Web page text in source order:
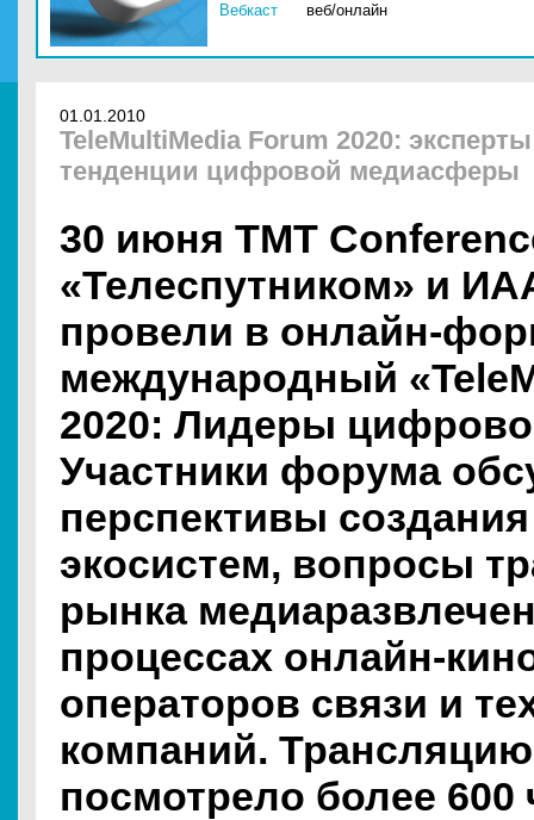
Вебкаст веб/онлайн
01.01.2010
TeleMultiMedia Forum 2020:
тенденции цифровой медиасферы
30 июня TMT
«Телеспутником» и
провели в онлайн-
международный
2020: Лидеры
Участники форума
перспективы
экосистем, вопросы
рынка
процессах онлайн-
операторов связи и
компаний.
посмотрело более 600